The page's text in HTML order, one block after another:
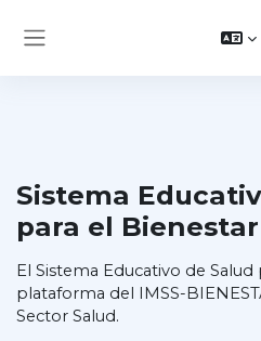
Sistema
para el Bienestar
El Sistema Educativo de Salud
plataforma del IMSS-
Sector Salud.